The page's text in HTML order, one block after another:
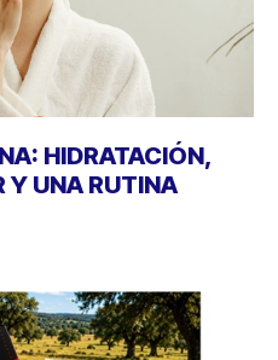
HIDRATACIÓN,
Y UNA RUTINA